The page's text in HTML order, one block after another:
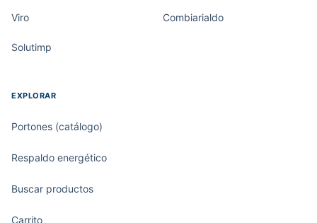
Viro Combiarialdo
Solutimp
EXPLORAR
Portones (catálogo)
Respaldo energético
Buscar productos
Carrito